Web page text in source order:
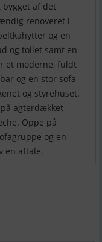
bygget af det
renoveret i
og en
og toilet samt en
et moderne, fuldt
og en stor sofa-
og styrehuset.
agterdækket
Oppe på
og en
en aftale.